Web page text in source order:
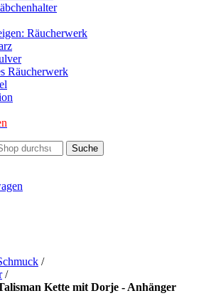
Räucherwerk
Räucherwerk
Suche
/
/
Kette mit Dorje - Anhänger